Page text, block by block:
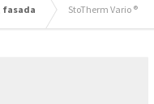
fasada StoTherm Vario ®